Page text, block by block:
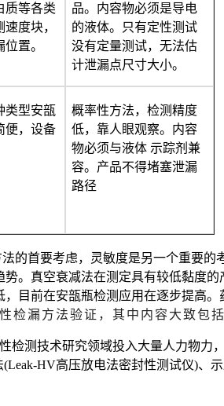
质等各类
度块，
置。
品。内容物必须是导电
的液体。只有定性测试
没有定量测试，无法估
计泄漏点尺寸大小。
类型安瓿
便，设备
概率性方法，检测精度
低，靠人眼观察。内容
物必须与液体 示踪剂兼
容。产品不得堵塞泄漏
路径
的首要考虑， 灵敏度是另一个重要的
。 真空衰减法在测定具有较低黏度
目前在安瓿瓶检测应用在逐步提高。
检漏方法验证，其中内容大致包
检测技术研究领域投入大量人力物力
HV高压放电法密封性测试仪)、